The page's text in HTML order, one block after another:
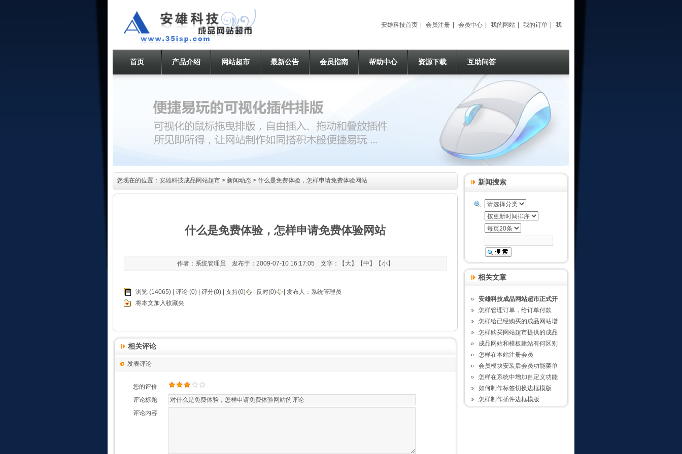
安雄科技首页 会员注册 会员中心 我的网站 我的订单
我
首页 产品介绍 网站超市 最新公告 会员指南 帮助中心 资源下载 互助问答
相关文章
安雄科技成品网站超市正式开
怎样管理订单，给订单付款
怎样给已经购买的成品网站增
怎样购买网站超市提供的成品
成品网站和模板建站有何区别
怎样在本站注册会员
会员模块安装后会员功能菜单
怎样在系统中增加自定义功能
如何制作标签切换边框模版
怎样制作插件边框模版
您现在的位置： 安雄科技成品网站超市 > 新闻动态 > 什么是免费体验，怎样申请免费体验网站
什么是免费体验，怎样申请免费体验网站
作者：系统管理员 发布于：2009-07-10 16:17:05 文字：【 大】【中 】【小】
浏览 (14065) | 评论 (0) | 评分(0) | 支持(0) 反对(0) | 发布人： 系统管理员
将本文加入收藏夹
相关评论
发表评论
您的评价
评论标题
评论内容
新闻搜索